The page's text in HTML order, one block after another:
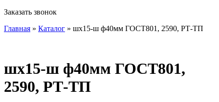
Заказать звонок
Главная » Каталог » шх15-ш ф40мм ГОСТ801, 2590, РТ-ТП
шх15-ш ф40мм ГОСТ801,
2590, РТ-ТП